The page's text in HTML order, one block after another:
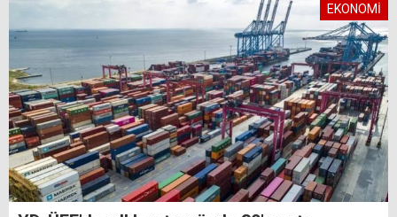
EKONOMİ